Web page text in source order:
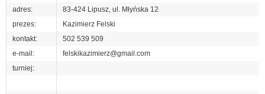
adres:
83-424 Lipusz, ul. Młyńska 12
prezes:
Kazimierz Felski
kontakt:
502 539 509
e-mail:
felskikazimierz@gmail.com
turniej: